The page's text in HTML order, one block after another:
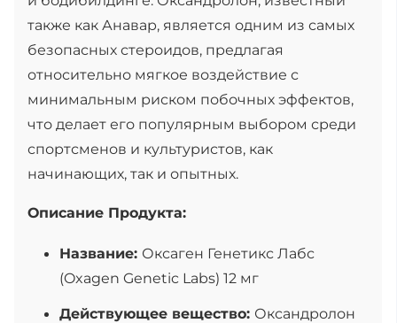
также как Анавар, является одним из самых
безопасных стероидов, предлагая
относительно мягкое воздействие с
минимальным риском побочных эффектов,
что делает его популярным выбором среди
спортсменов и культуристов, как
начинающих, так и опытных.
Описание Продукта:
Название: Оксаген Генетикс Лабс
(Oxagen Genetic Labs) 12 мг
Действующее вещество: Оксандролон